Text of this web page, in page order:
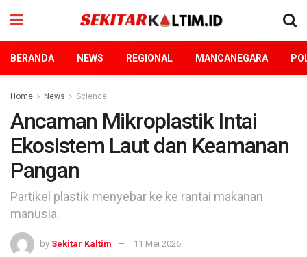
BERANDA NEWS REGIONAL MANCANEGARA
Home News Science
Ancaman Mikroplastik Intai
Ekosistem Laut dan Keamanan
Pangan
Partikel plastik menyebar ke ke rantai makanan
manusia.
by Sekitar Kaltim
11 Mei 2026